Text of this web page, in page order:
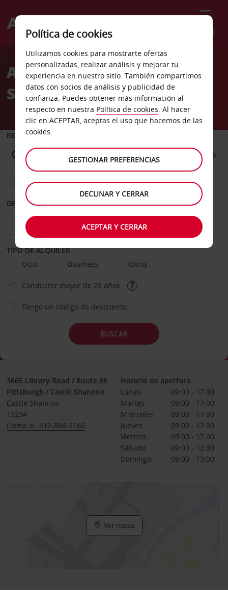
Menú
Welcome
AvisAlquiler de coches Castle
Shannon
RECOGER EN
Elegir otra oficina de devolución
DESDE HASTA
TIPO DE ALQUILER
Ocio
Business Otros
Conductor mayor de 25 años
Tengo un código de descuento
BUSCAR
3665 Library Road / Route 88
Pittsburgh / Castle Shannon
Castle Shannon
15234
Llama al: 412-884-3160
Horario de apertura
Lunes
09:00 - 17:00
Martes
09:00 - 17:00
Miércoles
09:00 - 17:00
Jueves
09:00 - 17:00
Viernes
09:00 - 17:00
Sábado
09:00 - 12:00
Domingo
09:00 - 13:00
Ver mapa
Política de cookies
Utilizamos cookies para mostrarte ofertas
personalizadas, realizar análisis y mejorar tu
experiencia en nuestro sitio. También compartimos
datos con socios de análisis y publicidad de
confianza. Puedes obtener más información al
respecto en nuestra Política de cookies. Al hacer
clic en ACEPTAR, aceptas el uso que hacemos de las
cookies.
GESTIONAR PREFERENCIAS
DECLINAR Y CERRAR
ACEPTAR Y CERRAR